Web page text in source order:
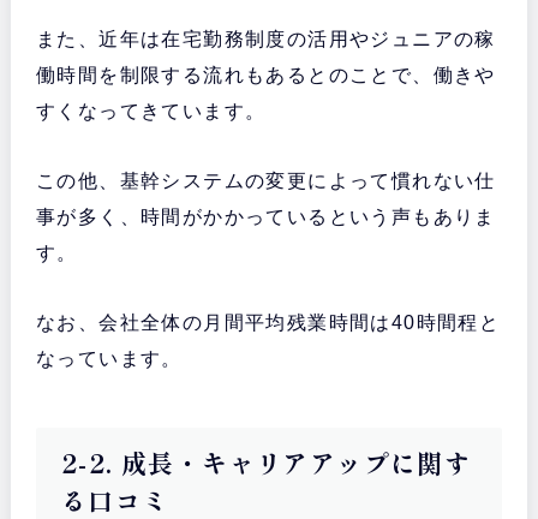
また、近年は在宅勤務制度の活用やジュニアの稼
働時間を制限する流れもあるとのことで、働きや
すくなってきています。
この他、基幹システムの変更によって慣れない仕
事が多く、時間がかかっているという声もありま
す。
なお、会社全体の月間平均残業時間は40時間程と
なっています。
2-2. 成長・キャリアアップに関す
る口コミ